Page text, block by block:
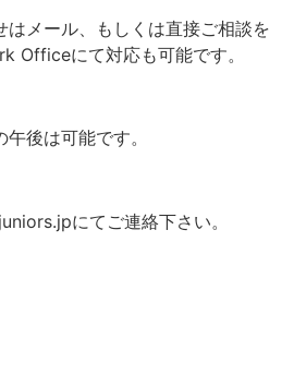
はメール、もしくは直接ご相談を
Officeにて対応も可能です。
後は可能です。
にてご連絡下さい。